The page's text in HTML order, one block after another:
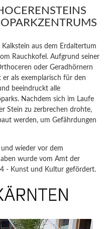
Kalkstein aus dem Erdaltertum
Rauchkofel.Aufgrund seiner
oder Geradhörnern
als exemplarisch für den
beeindruckt alle
Nachdem sich im Laufe
Stein zu zerbrechen drohte,
werden, um Gefährdungen
wieder vor dem
wurde vom Amt der
- Kunst und Kultur gefördert.